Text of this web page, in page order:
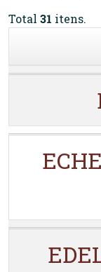
Total 31 itens.